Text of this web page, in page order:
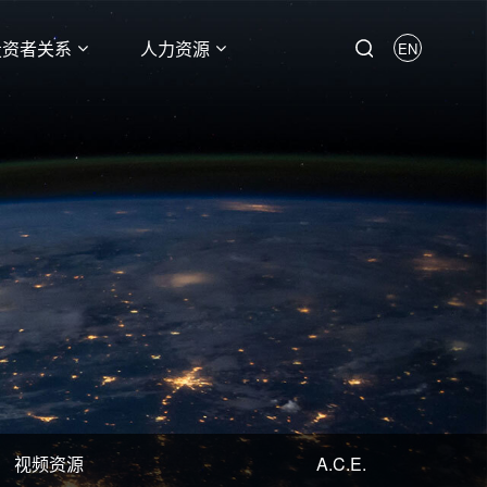
者关系 人力资源 EN
视频资源 A.C.E.